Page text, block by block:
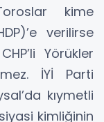
kime
verilirse
Yörükler
İYİ Parti
kıymetli
kimliğinin